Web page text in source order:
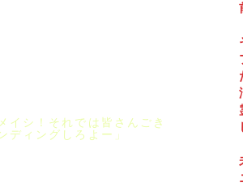
イシ！それでは皆さんごき
ディングしろよー」